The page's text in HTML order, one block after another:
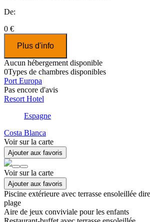
De:
0 €
Plus d'info
Aucun hébergement disponible
0Types de chambres disponibles
Port Europa
Pas encore d'avis
Resort Hotel
Espagne
Costa Blanca
Voir sur la carte
Ajouter aux favoris
Voir sur la carte
Ajouter aux favoris
Piscine extérieure avec terrasse ensoleillée
plage
Aire de jeux conviviale pour les enfants